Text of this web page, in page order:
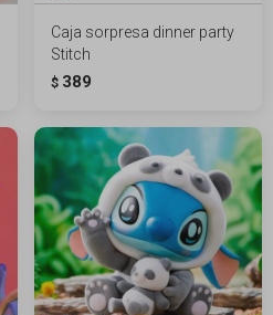
Caja sorpresa dinner party
Stitch
$ 389